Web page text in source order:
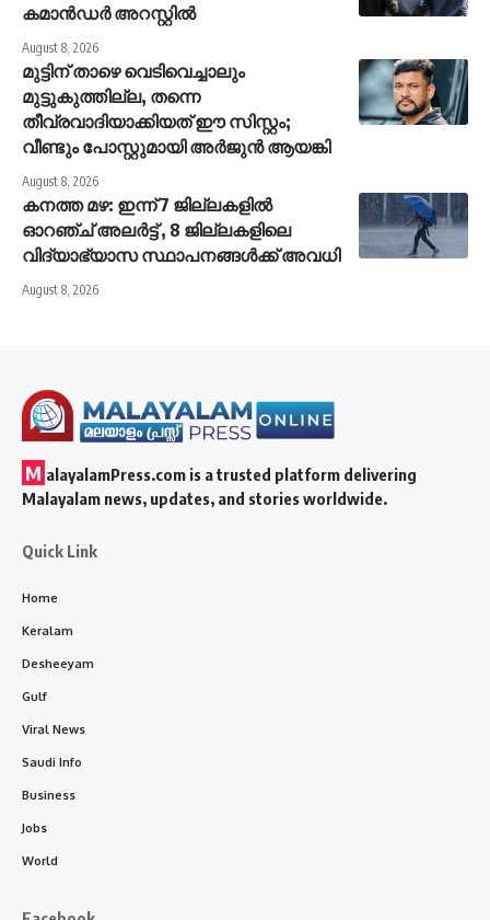
കമാൻഡർ അറസ്റ്റിൽ
August 8, 2026
മുട്ടിന് താഴെ വെടിവെച്ചാലും
മുട്ടുകുത്തില്ല, തന്നെ
തീവ്രവാദിയാക്കിയത് ഈ സിസ്റ്റം;
വീണ്ടും പോസ്റ്റുമായി അർജുൻ ആയങ്കി
August 8, 2026
കനത്ത മഴ: ഇന്ന് 7 ജില്ലകളിൽ
ഓറഞ്ച് അലർ‌ട്ട് , 8 ജില്ലകളിലെ
വിദ്യാഭ്യാസ സ്ഥാപനങ്ങൾക്ക് അവധി
August 8, 2026
M alayalamPress.com is a trusted platform delivering
Malayalam news, updates, and stories worldwide.
Quick Link
Home
Keralam
Desheeyam
Gulf
Viral News
Saudi Info
Business
Jobs
World